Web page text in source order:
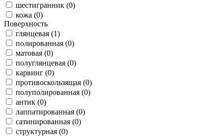
шестигранник (0)
кожа (0)
Поверхность
глянцевая (1)
полированная (0)
матовая (0)
полуглянцевая (0)
карвинг (0)
противоскользящая (0)
полуполированная (0)
антик (0)
лаппатированная (0)
сатинированная (0)
структурная (0)